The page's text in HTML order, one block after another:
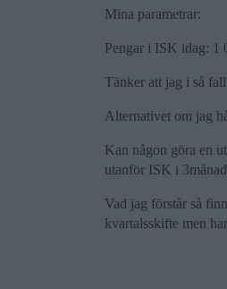
Mina parametrar:
Pengar i ISK idag: 1
Tänker att jag i så
Alternativet om jag
Kan någon göra en
utanför ISK i
Vad jag förstår så
kvartalsskifte men